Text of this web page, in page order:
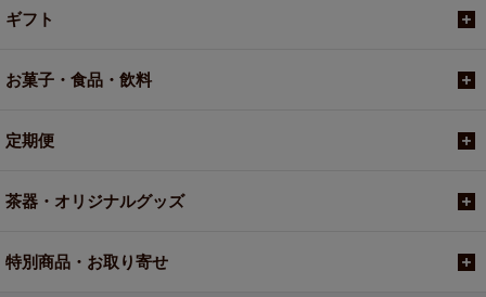
ギフト
お菓子・食品・飲料
定期便
茶器・オリジナルグッズ
特別商品・お取り寄せ